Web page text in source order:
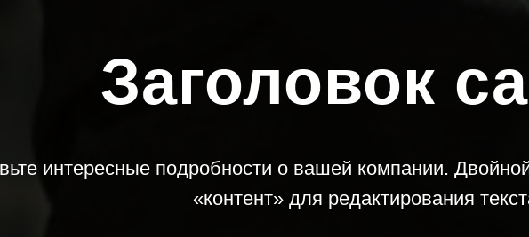
Заголовок
интересные подробности о вашей компании.
«контент» для редактирования